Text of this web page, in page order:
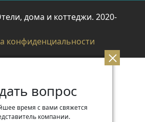
дома и коттеджи. 2020-
конфиденциальности
вопрос
время с вами свяжется
компании.